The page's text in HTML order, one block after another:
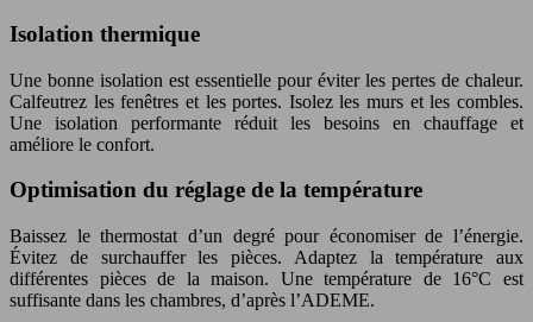
Isolation thermique
Une bonne isolation est essentielle pour éviter les pertes de chaleur.
Calfeutrez les fenêtres et les portes. Isolez les murs et les combles.
Une isolation performante réduit les besoins en chauffage et
améliore le confort.
Optimisation du réglage de la température
Baissez le thermostat d’un degré pour économiser de l’énergie.
Évitez de surchauffer les pièces. Adaptez la température aux
différentes pièces de la maison. Une température de 16°C est
suffisante dans les chambres, d’après l’ADEME.